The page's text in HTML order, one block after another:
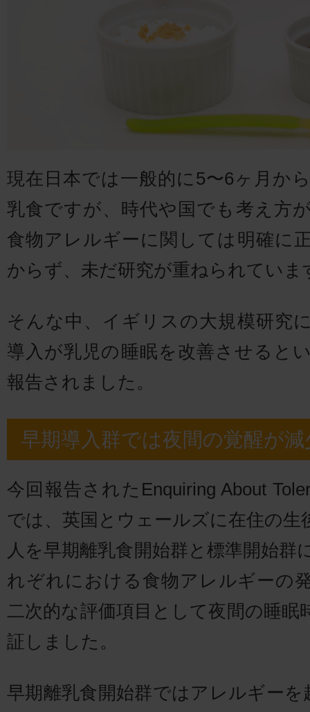
現在日本では一般的に5〜6ヶ月か
乳食ですが、時代や国でも考え方
食物アレルギーに関しては明確に
からず、未だ研究が重ねられていま
そんな中、イギリスの大規模研究
導入が乳児の睡眠を改善させると
報告されました。
早期導入群では夜間の覚醒が減
今回報告されたEnquiring About
では、英国とウェールズに在住の生
人を早期離乳食開始群と標準開始群
れぞれにおける食物アレルギーの
二次的な評価項目として夜間の睡眠
証しました。
早期離乳食開始群ではアレルギー